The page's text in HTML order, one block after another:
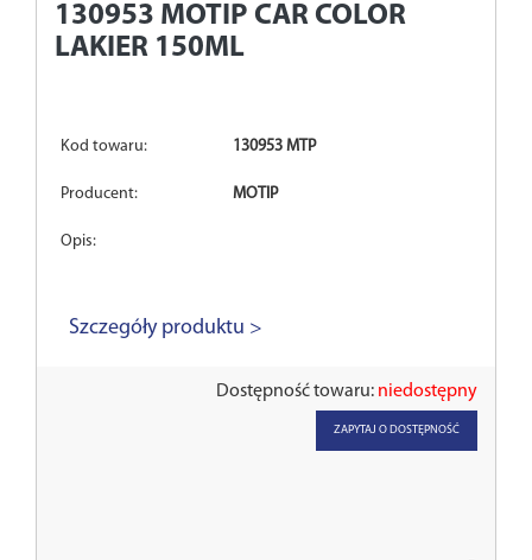
130953 MOTIP CAR COLOR
LAKIER 150ML
Kod towaru: 130953 MTP
Producent: MOTIP
Opis:
Szczegóły produktu >
Dostępność towaru: niedostępny
ZAPYTAJ O DOSTĘPNOŚĆ